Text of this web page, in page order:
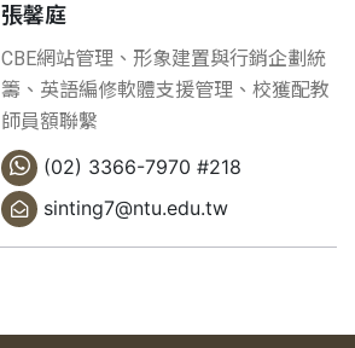
張馨庭
CBE網站管理、形象建置與行銷企劃統
籌、英語編修軟體支援管理、校獲配教
師員額聯繫
(02) 3366-7970 #218
sinting7@ntu.edu.tw